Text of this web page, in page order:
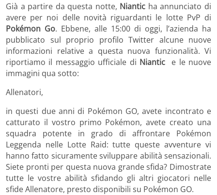
Già a partire da questa notte, Niantic ha annunciato di
avere per noi delle novità riguardanti le lotte PvP di
Pokémon Go. Ebbene, alle 15:00 di oggi, l’azienda ha
pubblicato sul proprio profilo Twitter alcune nuove
informazioni relative a questa nuova funzionalità. Vi
riportiamo il messaggio ufficiale di Niantic e le nuove
immagini qua sotto:
Allenatori,
in questi due anni di Pokémon GO, avete incontrato e
catturato il vostro primo Pokémon, avete creato una
squadra potente in grado di affrontare Pokémon
Leggenda nelle Lotte Raid: tutte queste avventure vi
hanno fatto sicuramente sviluppare abilità sensazionali.
Siete pronti per questa nuova grande sfida? Dimostrate
tutte le vostre abilità sfidando gli altri giocatori nelle
sfide Allenatore, presto disponibili su Pokémon GO.